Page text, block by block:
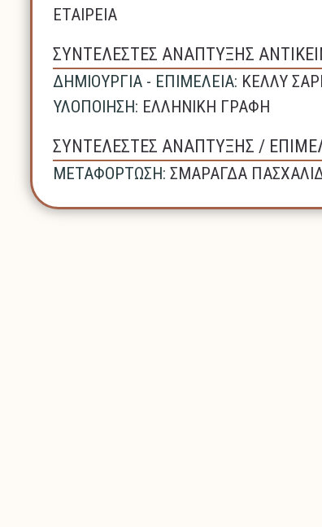
ΕΤΑΙΡΕΙΑ
ΣΥΝΤΕΛΕΣΤΕΣ ΑΝΑΠΤΥΞΗΣ
ΔΗΜΙΟΥΡΓΙΑ - ΕΠΙΜΕΛΕΙΑ: ΚΕΛΛΥ
ΥΛΟΠΟΙΗΣΗ: ΕΛΛΗΝΙΚΗ ΓΡΑΦΗ
ΣΥΝΤΕΛΕΣΤΕΣ ΑΝΑΠΤΥΞΗΣ /
ΜΕΤΑΦΟΡΤΩΣΗ: ΣΜΑΡΑΓΔΑ